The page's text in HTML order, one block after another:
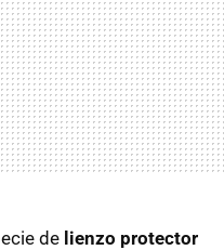
de lienzo protector